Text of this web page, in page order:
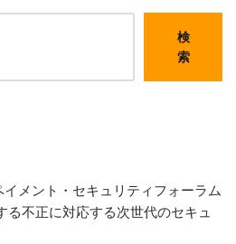
検
索
メント・セキュリティフォーラム
る不正に対応する次世代のセキュ